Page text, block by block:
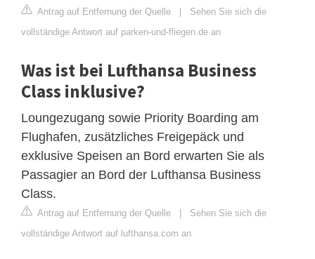
Antrag auf Entfernung der Quelle | Sehen Sie sich die
vollständige Antwort auf parken-und-fliegen.de an
Was ist bei Lufthansa Business
Class inklusive?
Loungezugang sowie Priority Boarding am
Flughafen, zusätzliches Freigepäck und
exklusive Speisen an Bord erwarten Sie als
Passagier an Bord der Lufthansa Business
Class.
Antrag auf Entfernung der Quelle | Sehen Sie sich die
vollständige Antwort auf lufthansa.com an